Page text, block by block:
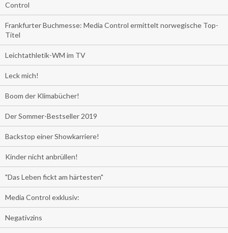
Control
Frankfurter Buchmesse: Media Control ermittelt norwegische Top-
Titel
Leichtathletik-WM im TV
Leck mich!
Boom der Klimabücher!
Der Sommer-Bestseller 2019
Backstop einer Showkarriere!
Kinder nicht anbrüllen!
"Das Leben fickt am härtesten"
Media Control exklusiv:
Negativzins